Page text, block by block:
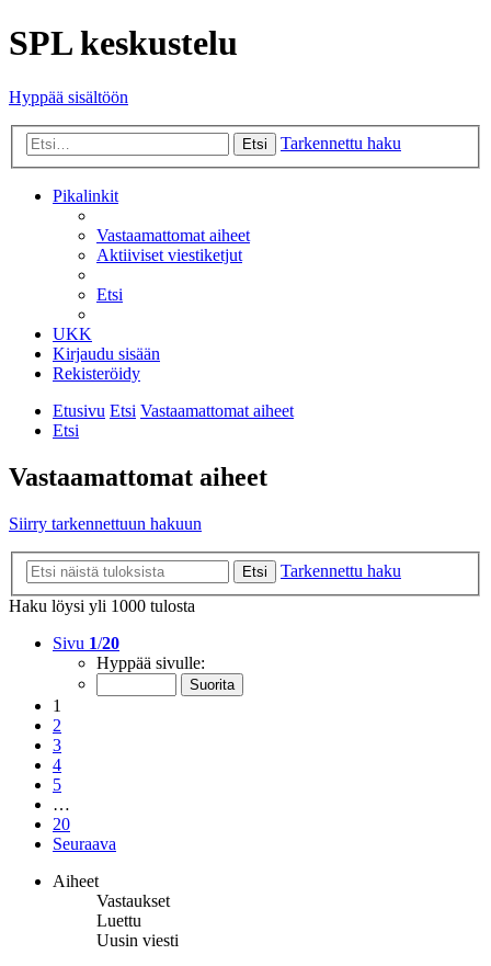
SPL keskustelu
Hyppää sisältöön
Etsi Tarkennettu haku
Pikalinkit
Vastaamattomat aiheet
Aktiiviset viestiketjut
Etsi
UKK
Kirjaudu sisään
Rekisteröidy
Etusivu Etsi Vastaamattomat aiheet
Etsi
Vastaamattomat aiheet
Siirry tarkennettuun hakuun
Etsi
Tarkennettu haku
Haku löysi yli 1000 tulosta
Sivu 1/20
Hyppää sivulle:
1
2
3
4
5
…
20
Seuraava
Aiheet
Vastaukset
Luettu
Uusin viesti